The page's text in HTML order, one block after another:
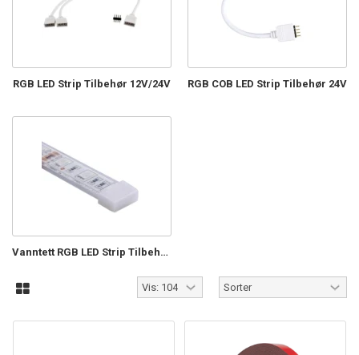
RGB LED Strip Tilbehør 12V/24V RGB COB LED Strip Tilbehør 24V
Vanntett RGB LED Strip Tilbehør 12V